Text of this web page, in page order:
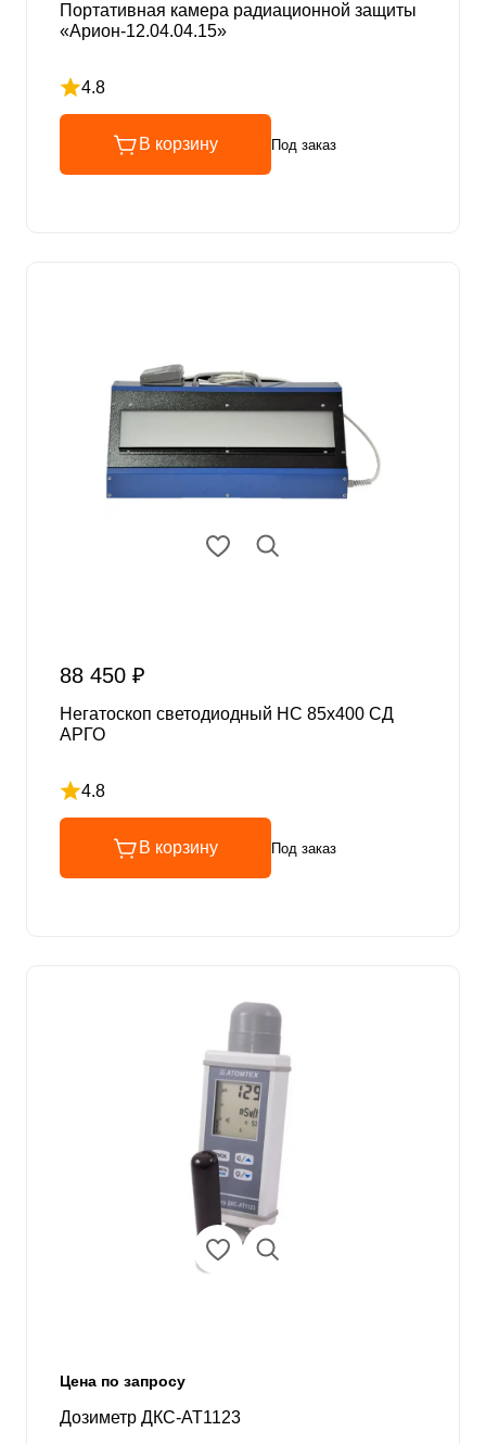
Портативная камера радиационной защиты
«Арион-12.04.04.15»
4.8
Рейтинг 4.8 из 5
В корзину Под заказ
88 450 ₽
Негатоскоп светодиодный НС 85х400 СД
АРГО
4.8
Рейтинг 4.8 из 5
В корзину Под заказ
Цена по запросу
Дозиметр ДКС-АТ1123